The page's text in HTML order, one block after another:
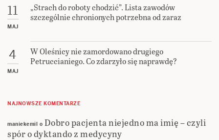
11
MAJ
„Strach do roboty chodzić”. Lista zawodów
szczególnie chronionych potrzebna od zaraz
4
MAJ
W Oleśnicy nie zamordowano drugiego
Petruccianiego. Co zdarzyło się naprawdę?
NAJNOWSZE KOMENTARZE
maniekemil o Dobro pacjenta niejedno ma imię – czyli
spór o dyktando z medycyny